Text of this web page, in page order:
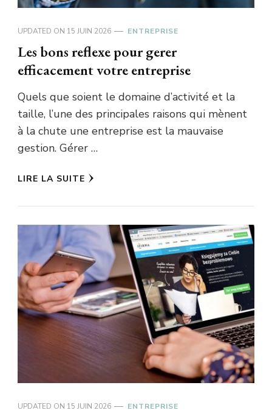
UPDATED ON 15 JUIN 2026 ENTREPRISE
Les bons reflexe pour gerer
efficacement votre entreprise
Quels que soient le domaine d’activité et la
taille, l’une des principales raisons qui mènent
à la chute une entreprise est la mauvaise
gestion. Gérer …
LIRE LA SUITE
UPDATED ON 15 JUIN 2026 ENTREPRISE